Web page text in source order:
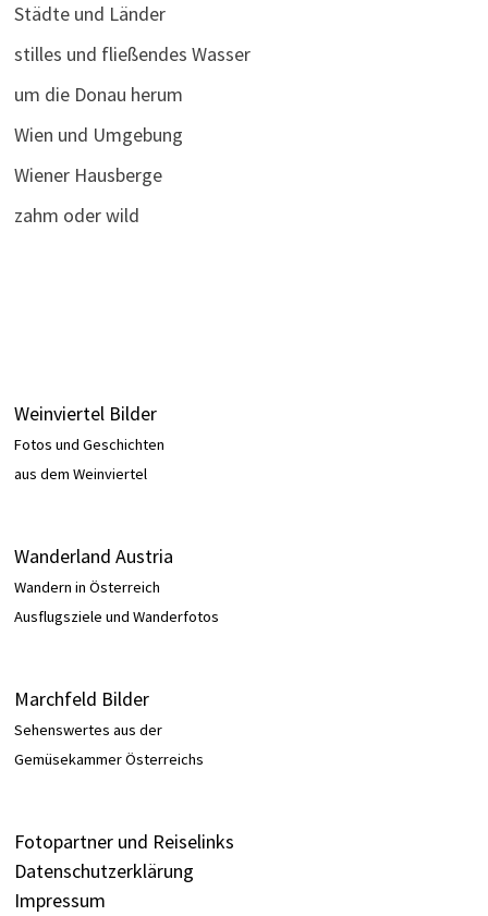
Städte und Länder
stilles und fließendes Wasser
um die Donau herum
Wien und Umgebung
Wiener Hausberge
zahm oder wild
Weinviertel Bilder
Fotos und Geschichten
aus dem Weinviertel
Wanderland Austria
Wandern in Österreich
Ausflugsziele und Wanderfotos
Marchfeld Bilder
Sehenswertes aus der
Gemüsekammer Österreichs
Fotopartner und Reiselinks
Datenschutzerklärung
Impressum